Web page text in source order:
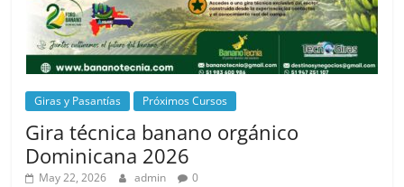
Giras y Pasantías Próximos Cursos
Gira técnica banano orgánico
Dominicana 2026
May 22, 2026 admin 0